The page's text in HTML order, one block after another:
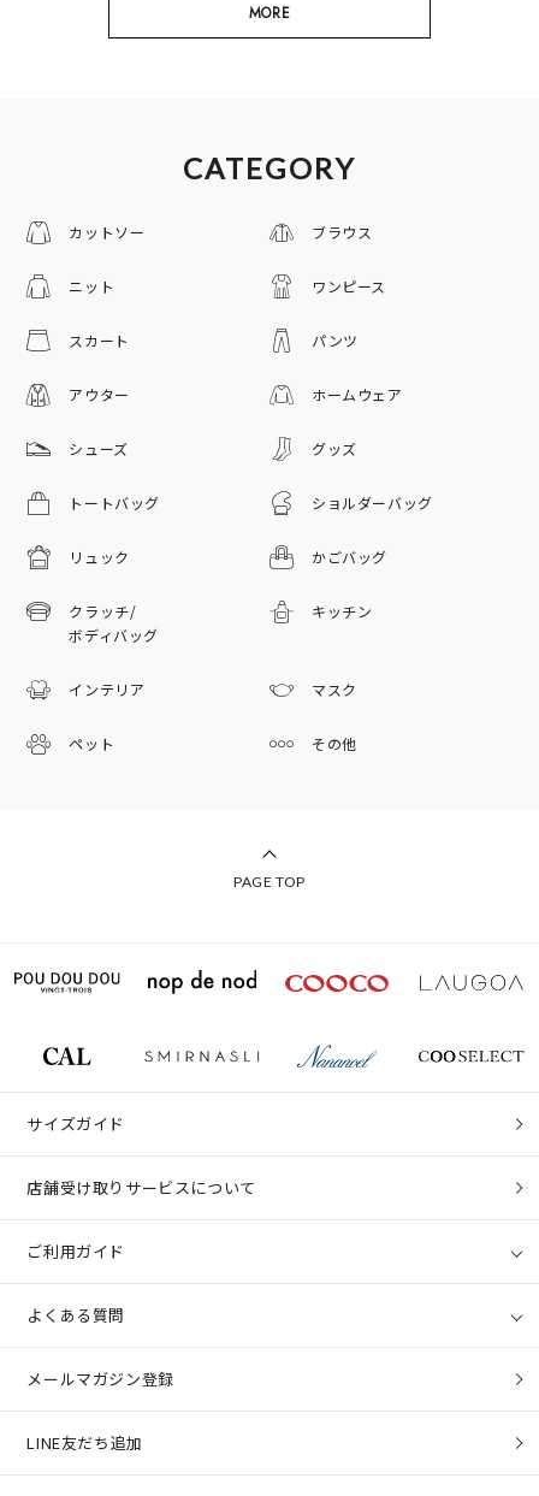
MORE
CATEGORY
カットソー ブラウス
ニット ワンピース
スカート パンツ
アウター ホームウェア
シューズ グッズ
トートバッグ ショルダーバッグ
リュック かごバッグ
クラッチ/
ボディバッグ
キッチン
インテリア マスク
ペット その他
PAGE TOP
サイズガイド
店舗受け取りサービスについて
ご利用ガイド
よくある質問
メールマガジン登録
LINE友だち追加